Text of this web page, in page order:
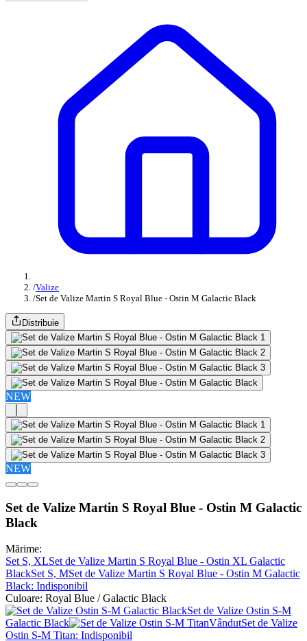
/Valize
/Set de Valize Martin S Royal Blue - Ostin M Galactic Black
Distribuie
NEW
NEW
Set de Valize Martin S Royal Blue - Ostin M Galactic
Black
Mărime:
Set S, XLSet de Valize Martin S Royal Blue - Ostin XL Galactic
BlackSet S, MSet de Valize Martin S Royal Blue - Ostin M Galactic
Black: Indisponibil
Culoare: Royal Blue / Galactic Black
Set de Valize Ostin S-M
Galactic Black
VândutSet de Valize
Ostin S-M Titan: Indisponibil